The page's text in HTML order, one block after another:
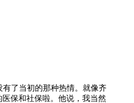
了当初的那种热情。就像齐
保和社保啦。他说，我当然